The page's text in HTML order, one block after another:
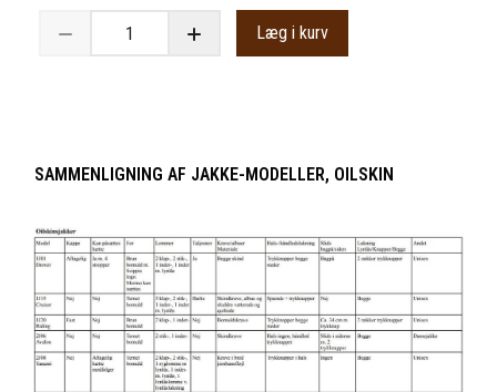
Læg i kurv
SAMMENLIGNING AF JAKKE-MODELLER, OILSKIN